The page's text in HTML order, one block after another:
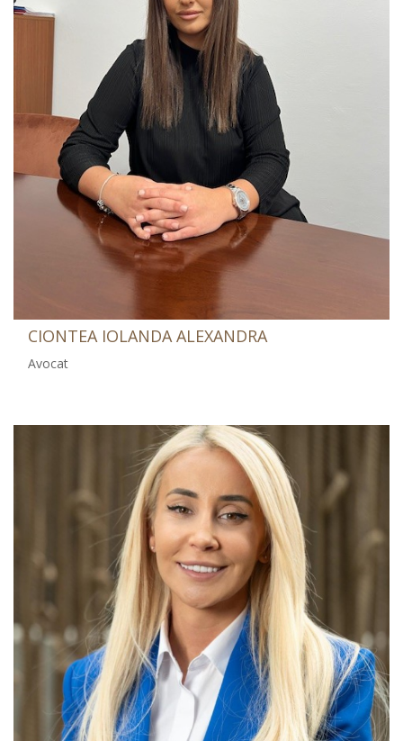
CIONTEA IOLANDA ALEXANDRA
Avocat